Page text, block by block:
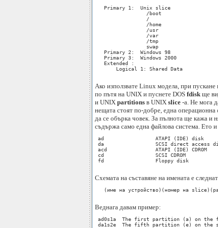
   Primary 1:  Unix slice
                 /boot
                 /
                 /home
                 /usr
                 /var
                 /tmp
                 swap
   Primary 2:  Windows 98
   Primary 3:  Windows 2000
   Extended :
       Logical 1: Shared Data
Ако използвате Linux модела, при пускане
по пътя на UNIX и пуснете DOS fdisk ще
и UNIX partitions в UNIX slice -a. Не мога
нещата стоят по-добре, една
да се обърка човек. За пълнота ще кажа и
съдържа само една файлова система. Ето
ad                 ATAPI (IDE) disk
da                 SCSI direct access
acd                ATAPI (IDE) CDROM
cd                 SCSI CDROM
fd                 Floppy disk
Схемата на съставяне на имената е
(име на устройство)(номер на
Веднага давам пример:
ad0s1a  The first partition (a) on
da1s2e  The fifth partition (e) on the